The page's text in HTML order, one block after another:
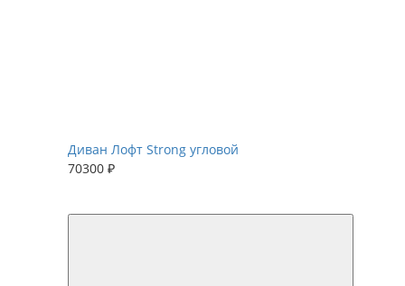
Диван Лофт Strong угловой
70300 ₽